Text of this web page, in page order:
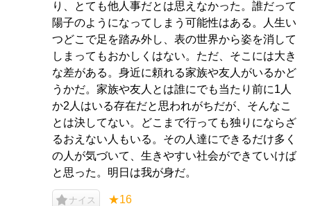
り、とても他人事だとは思えなかった。誰だって
陽子のようになってしまう可能性はある。人生い
つどこで足を踏み外し、表の世界から姿を消して
しまってもおかしくはない。ただ、そこには大き
な差がある。身近に頼れる家族や友人がいるかど
うかだ。家族や友人とは誰にでも当たり前に1人
か2人はいる存在だと思われがちだが、そんなこ
とは決してない。どこまで行っても独りにならざ
るおえない人もいる。その人達にできるだけ多く
の人が気づいて、生きやすい社会ができていけば
と思った。明日は我が身だ。
ナイス ★16